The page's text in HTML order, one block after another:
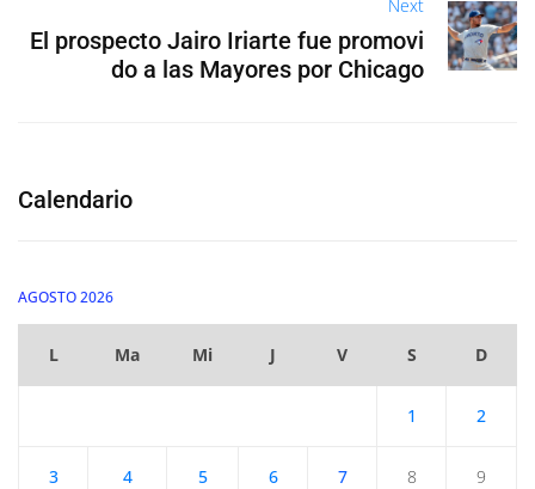
Next
El prospecto Jairo Iriarte fue promovi
do a las Mayores por Chicago
Calendario
AGOSTO 2026
L Ma Mi J V S D
1 2
3 4 5 6 7 8 9